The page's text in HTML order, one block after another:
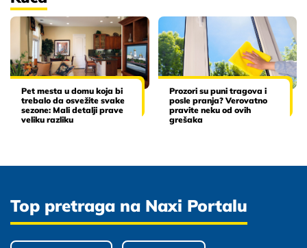
Pet mesta u domu koja bi
trebalo da osvežite svake
sezone: Mali detalji prave
veliku razliku
Prozori su puni tragova i
posle pranja? Verovatno
pravite neku od ovih
grešaka
Top pretraga na Naxi Portalu